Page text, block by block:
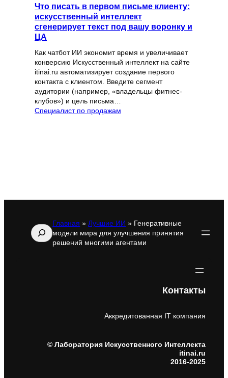
Что писать в первом письме клиенту:
искусственный интеллект
сгенерирует текст под вашу воронку и
ЦА
Как чатбот ИИ экономит время и увеличивает
конверсию Искусственный интеллект на сайте
itinai.ru автоматизирует создание первого
контакта с клиентом. Введите сегмент
аудитории (например, «владельцы фитнес-
клубов») и цель письма…
Специалист по продажам
Поиск
Главная » Лучшие ИИ » Генеративные
модели мира для улучшения принятия
решений многими агентами
Контакты
Аккредитованная IT компания
© Лаборатория Искусственного Интеллекта
itinai.ru
2016-2025